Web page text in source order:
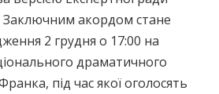
Заключним акордом стане
2 грудня о 17:00 на
драматичного
під час якої оголосять